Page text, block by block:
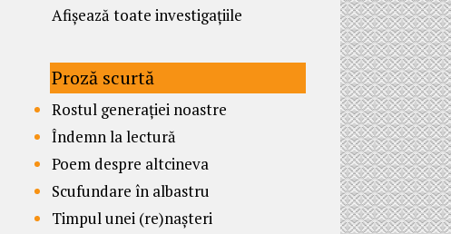
Afișează toate investigațiile
Proză scurtă
Rostul generației noastre
Îndemn la lectură
Poem despre altcineva
Scufundare în albastru
Timpul unei (re)nașteri